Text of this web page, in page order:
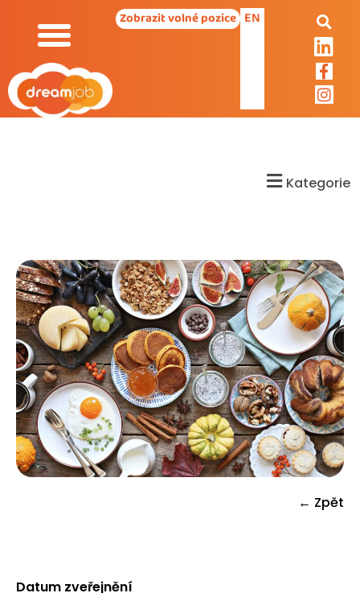
Zobrazit volné pozice EN
Kategorie
← Zpět
Datum zveřejnění